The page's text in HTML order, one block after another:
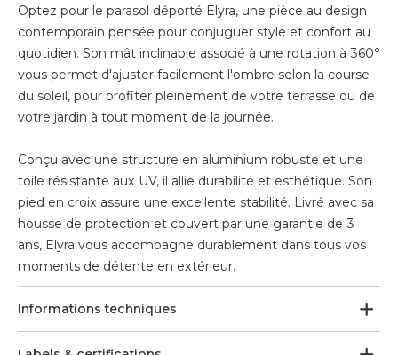
Optez pour le parasol déporté Elyra, une pièce au design
contemporain pensée pour conjuguer style et confort au
quotidien. Son mât inclinable associé à une rotation à 360°
vous permet d'ajuster facilement l'ombre selon la course
du soleil, pour profiter pleinement de votre terrasse ou de
votre jardin à tout moment de la journée.
Conçu avec une structure en aluminium robuste et une
toile résistante aux UV, il allie durabilité et esthétique. Son
pied en croix assure une excellente stabilité. Livré avec sa
housse de protection et couvert par une garantie de 3
ans, Elyra vous accompagne durablement dans tous vos
moments de détente en extérieur.
Informations techniques